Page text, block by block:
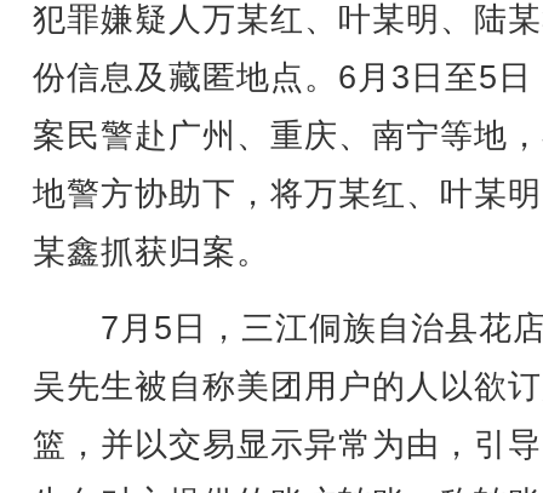
犯罪嫌疑人万某红、叶某明、陆
份信息及藏匿地点。6月3日至5日
案民警赴广州、重庆、南宁等地
地警方协助下，将万某红、叶某
某鑫抓获归案。
7月5日，三江侗族自治县花
吴先生被自称美团用户的人以欲
篮，并以交易显示异常为由，引